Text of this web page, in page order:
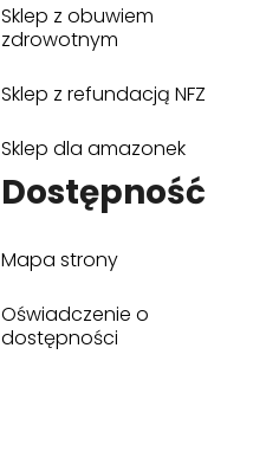
Sklep z obuwiem
zdrowotnym
(otwiera się w nowym oknie)
Sklep z refundacją NFZ
(otwiera się w nowym oknie)
Sklep dla amazonek
(otwiera się w nowym oknie)
Dostępność
Mapa strony
Oświadczenie o
dostępności